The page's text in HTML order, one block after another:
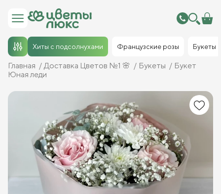
Хиты с подсолнухами Французские розы Букеты
Главная Доставка Цветов №1 🌸 Букеты
Букет
Юная леди